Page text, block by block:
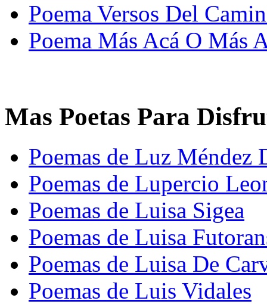
Poema Versos Del
Poema Más Acá O Más
Mas Poetas Para
Poemas de Luz Méndez
Poemas de Lupercio
Poemas de Luisa Sigea
Poemas de Luisa
Poemas de Luisa De
Poemas de Luis Vidales